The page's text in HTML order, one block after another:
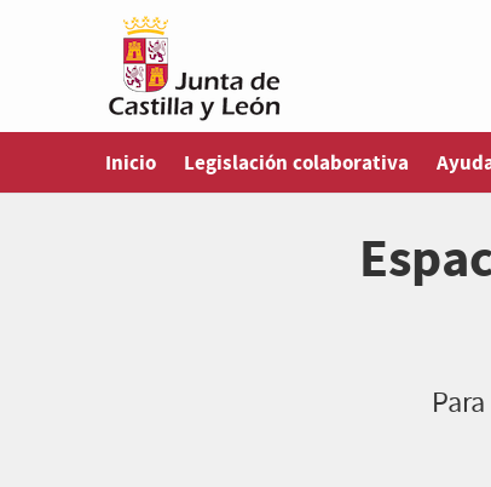
Inicio Legislación colaborativa